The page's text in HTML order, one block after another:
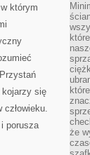
którym
kojarzy się
porusza
że